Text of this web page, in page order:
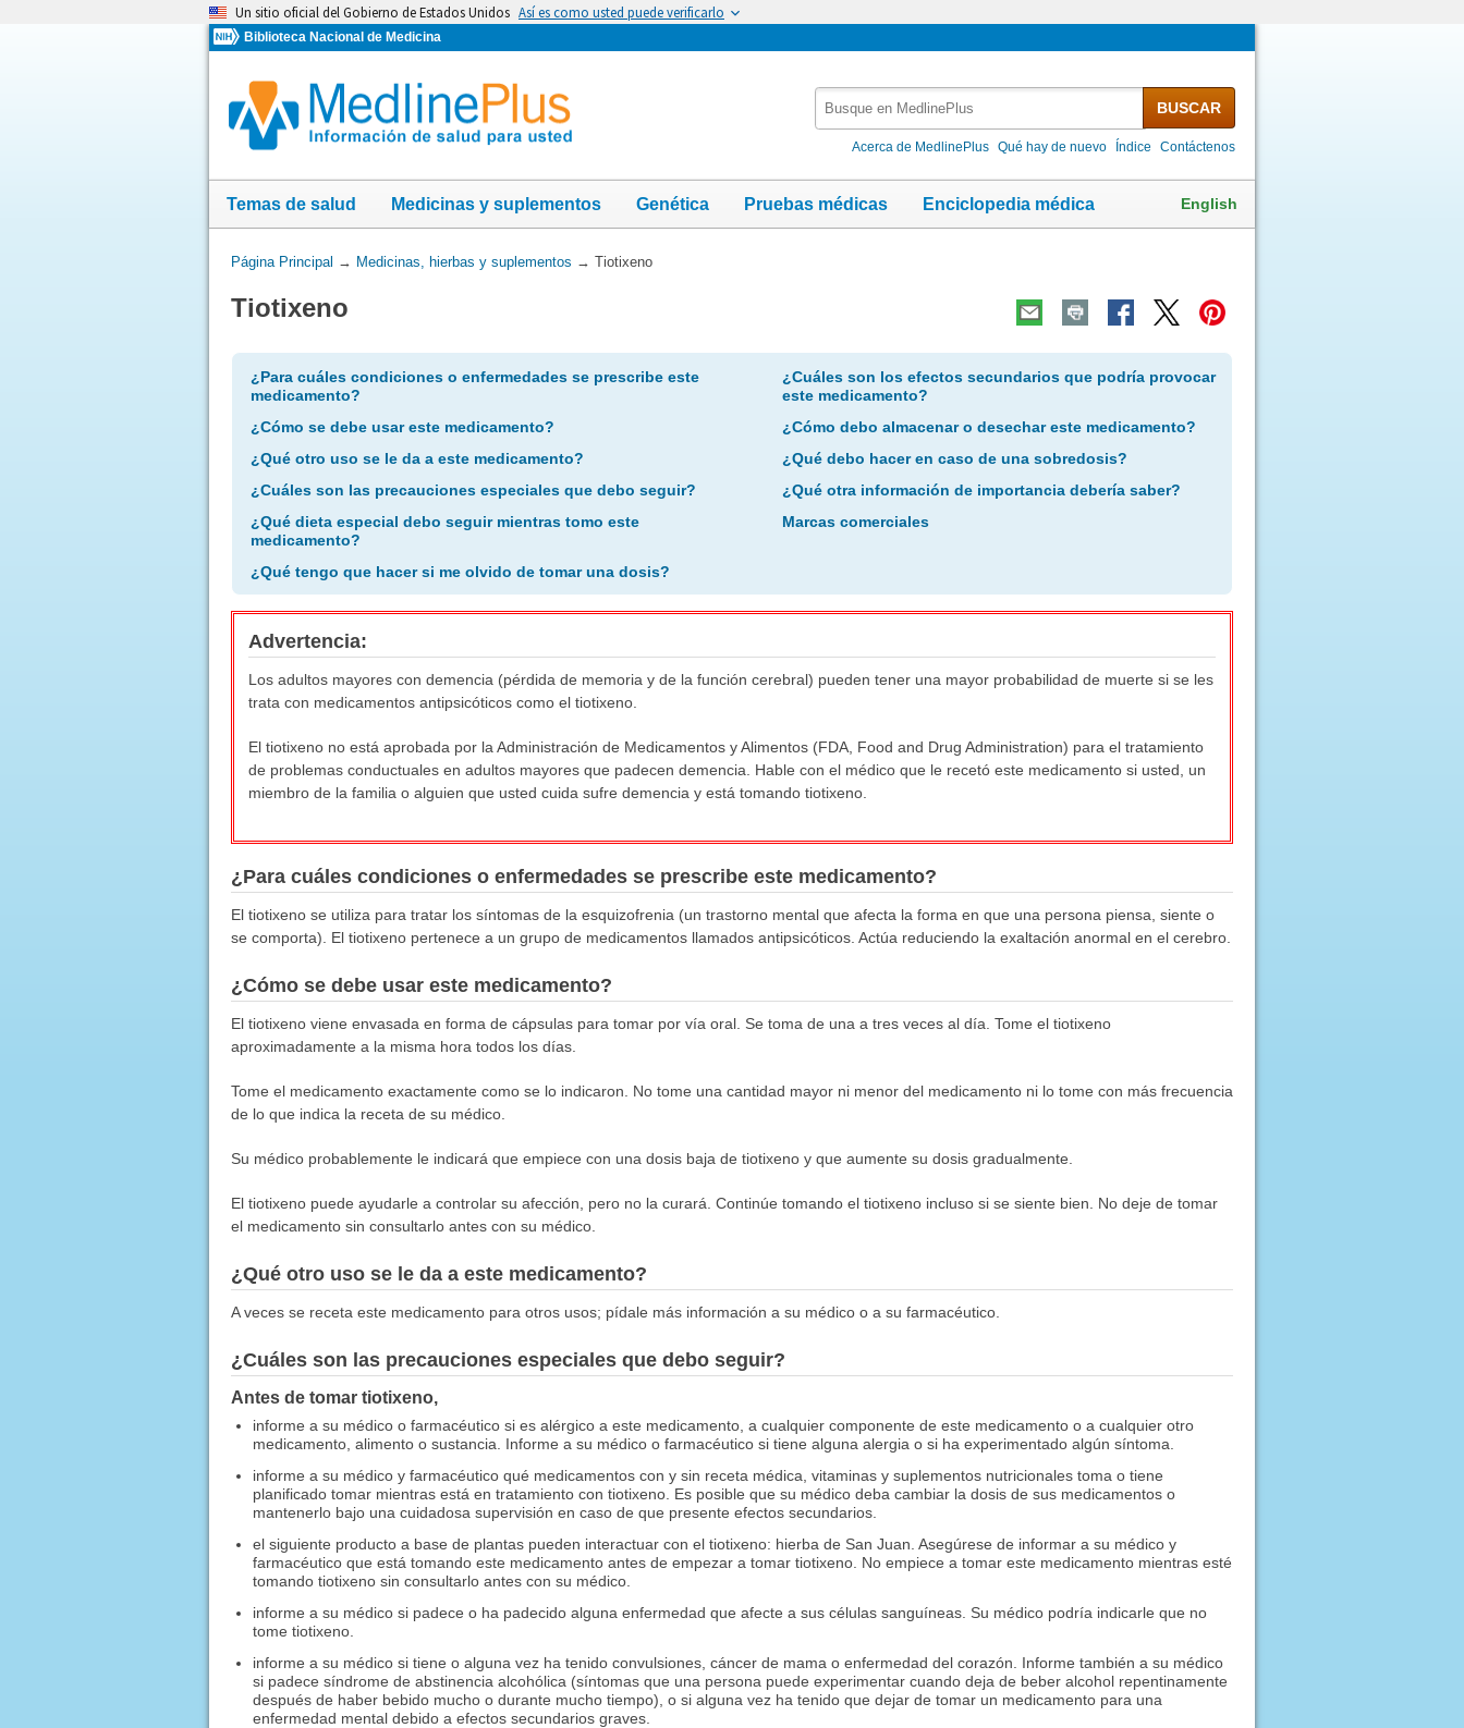
Un sitio oficial del Gobierno de Estados Unidos Así es como usted puede verificarlo
Biblioteca Nacional de Medicina
MedlinePlus
BUSCAR
Acerca de MedlinePlus Qué hay de nuevo Índice Contáctenos
Temas de salud Medicinas y suplementos Genética Pruebas médicas Enciclopedia médica English
Usted
aquí:
Página Principal → Medicinas, hierbas y suplementos → Tiotixeno
Tiotixeno
¿Para cuáles condiciones o enfermedades se prescribe este
medicamento?
¿Cómo se debe usar este medicamento?
¿Qué otro uso se le da a este medicamento?
¿Cuáles son las precauciones especiales que debo seguir?
¿Qué dieta especial debo seguir mientras tomo este
medicamento?
¿Qué tengo que hacer si me olvido de tomar una dosis?
¿Cuáles son los efectos secundarios que podría provocar
este medicamento?
¿Cómo debo almacenar o desechar este medicamento?
¿Qué debo hacer en caso de una sobredosis?
¿Qué otra información de importancia debería saber?
Marcas comerciales
Advertencia:
Los adultos mayores con demencia (pérdida de memoria y de la función cerebral) pueden tener una mayor probabilidad de muerte si se les
trata con medicamentos antipsicóticos como el tiotixeno.
El tiotixeno no está aprobada por la Administración de Medicamentos y Alimentos (FDA, Food and Drug Administration) para el tratamiento
de problemas conductuales en adultos mayores que padecen demencia. Hable con el médico que le recetó este medicamento si usted, un
miembro de la familia o alguien que usted cuida sufre demencia y está tomando tiotixeno.
¿Para cuáles condiciones o enfermedades se prescribe este medicamento?
El tiotixeno se utiliza para tratar los síntomas de la esquizofrenia (un trastorno mental que afecta la forma en que una persona piensa, siente o
se comporta). El tiotixeno pertenece a un grupo de medicamentos llamados antipsicóticos. Actúa reduciendo la exaltación anormal en el cerebro.
¿Cómo se debe usar este medicamento?
El tiotixeno viene envasada en forma de cápsulas para tomar por vía oral. Se toma de una a tres veces al día. Tome el tiotixeno
aproximadamente a la misma hora todos los días.
Tome el medicamento exactamente como se lo indicaron. No tome una cantidad mayor ni menor del medicamento ni lo tome con más frecuencia
de lo que indica la receta de su médico.
Su médico probablemente le indicará que empiece con una dosis baja de tiotixeno y que aumente su dosis gradualmente.
El tiotixeno puede ayudarle a controlar su afección, pero no la curará. Continúe tomando el tiotixeno incluso si se siente bien. No deje de tomar
el medicamento sin consultarlo antes con su médico.
¿Qué otro uso se le da a este medicamento?
A veces se receta este medicamento para otros usos; pídale más información a su médico o a su farmacéutico.
¿Cuáles son las precauciones especiales que debo seguir?
Antes de tomar tiotixeno,
informe a su médico o farmacéutico si es alérgico a este medicamento, a cualquier componente de este medicamento o a cualquier otro
medicamento, alimento o sustancia. Informe a su médico o farmacéutico si tiene alguna alergia o si ha experimentado algún síntoma.
informe a su médico y farmacéutico qué medicamentos con y sin receta médica, vitaminas y suplementos nutricionales toma o tiene
planificado tomar mientras está en tratamiento con tiotixeno. Es posible que su médico deba cambiar la dosis de sus medicamentos o
mantenerlo bajo una cuidadosa supervisión en caso de que presente efectos secundarios.
el siguiente producto a base de plantas pueden interactuar con el tiotixeno: hierba de San Juan. Asegúrese de informar a su médico y
farmacéutico que está tomando este medicamento antes de empezar a tomar tiotixeno. No empiece a tomar este medicamento mientras esté
tomando tiotixeno sin consultarlo antes con su médico.
informe a su médico si padece o ha padecido alguna enfermedad que afecte a sus células sanguíneas. Su médico podría indicarle que no
tome tiotixeno.
informe a su médico si tiene o alguna vez ha tenido convulsiones, cáncer de mama o enfermedad del corazón. Informe también a su médico
si padece síndrome de abstinencia alcohólica (síntomas que una persona puede experimentar cuando deja de beber alcohol repentinamente
después de haber bebido mucho o durante mucho tiempo), o si alguna vez ha tenido que dejar de tomar un medicamento para una
enfermedad mental debido a efectos secundarios graves.